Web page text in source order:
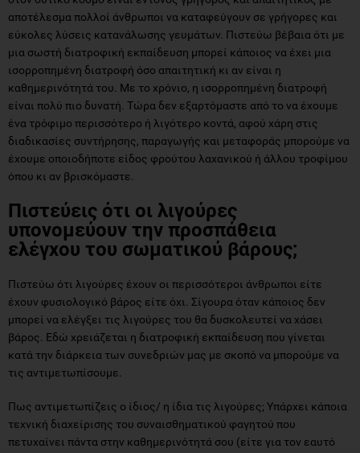
αποτέλεσμα πολλοί άνθρωποι να καταφεύγουν σε γρήγορες και
εύκολες λύσεις κατανάλωσης γευμάτων. Πιστεύω βέβαια ότι με
μια σωστή διατροφική εκπαίδευση μπορεί κάποιος να έχει μια
ισορροπημένη διατροφή όσο απαιτητική κι αν είναι η
καθημερινότητά του. Με το χρόνιο, η ισορροπημένη διατροφή
είναι πολύ πιο δυνατή. Τώρα δεν εξαρτόμαστε από το να έχουμε
ένα τρόφιμο περισσότερο ή λιγότερο κοντά, αφού χάρη στις
διαδικασίες συντήρησης, παραγωγής και μεταφοράς μπορούμε να
έχουμε οποιοδήποτε είδος φρούτου λαχανικού ή άλλου τροφίμου
όπου κι αν βρισκόμαστε.
Πιστεύεις ότι οι λιγούρες
υπονομεύουν την προσπάθεια
ελέγχου του σωματικού βάρους;
Πιστεύω ότι λιγούρες έχουν οι περισσότεροι άνθρωποι είτε
έχουν φυσιολογικό βάρος είτε όχι. Σίγουρα όταν κάποιος δεν
μπορεί να ελέγξει τις λιγούρες του θα δυσκολευτεί να χάσει
βάρος. Εδώ χρειάζεται η διατροφική εκπαίδευση που γίνεται
κατά την διάρκεια των συνεδριών μας με σκοπό να μπορούμε να
τις αντιμετωπίσουμε.
Πως αντιμετωπίζεις ο ίδιος/ η ίδια τις λιγούρες; Υπάρχει κάποια
τεχνική διαχείρισης του συναισθηματικού φαγητού που
πετυχαίνει πάντα στην καθημερινότητά σου (είτε για τον εαυτό